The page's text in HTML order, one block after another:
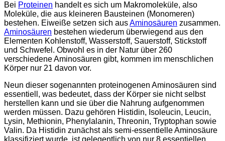
Bei Proteinen handelt es sich um Makromoleküle, also
Moleküle, die aus kleineren Bausteinen (Monomeren)
bestehen. Eiweiße setzen sich ausAminosäuren zusammen.
Aminosäuren bestehen wiederum überwiegend aus den
Elementen Kohlenstoff, Wasserstoff, Sauerstoff, Stickstoff
und Schwefel. Obwohl es in der Natur über 260
verschiedene Aminosäuren gibt, kommen im menschlichen
Körper nur 21 davon vor.
Neun dieser sogenannten proteinogenen Aminosäuren sind
essentiell, was bedeutet, dass der Körper sie nicht selbst
herstellen kann und sie über die Nahrung aufgenommen
werden müssen. Dazu gehören Histidin, Isoleucin, Leucin,
Lysin, Methionin, Phenylalanin, Threonin, Tryptophan sowie
Valin. Da Histidin zunächst als semi-essentielle Aminosäure